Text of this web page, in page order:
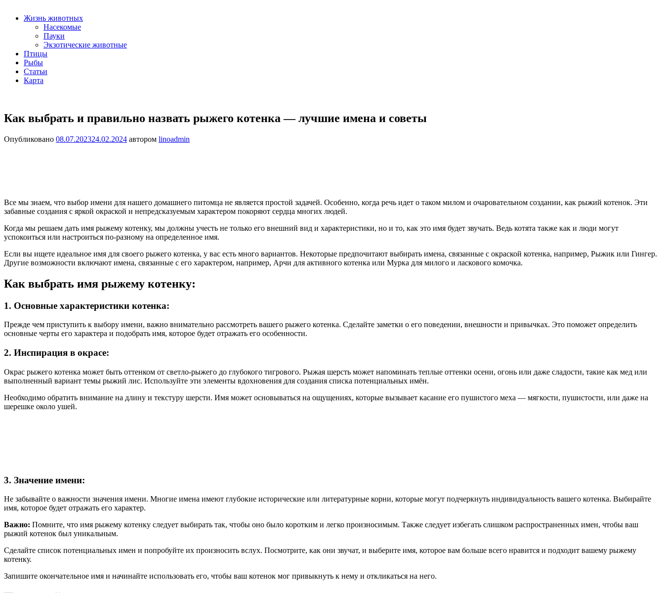
Жизнь животных
Насекомые
Пауки
Экзотические животные
Птицы
Рыбы
Статьи
Карта
Как выбрать и правильно назвать рыжего котенка — лучшие имена и советы
Опубликовано 08.07.202324.02.2024 автором linoadmin
Все мы знаем, что выбор имени для нашего домашнего питомца не является простой задачей. Особенно, когда речь идет о таком милом и очаровательном создании, как рыжий котенок. Эти
забавные создания с яркой окраской и непредсказуемым характером покоряют сердца многих людей.
Когда мы решаем дать имя рыжему котенку, мы должны учесть не только его внешний вид и характеристики, но и то, как это имя будет звучать. Ведь котята также как и люди могут
успокоиться или настроиться по-разному на определенное имя.
Если вы ищете идеальное имя для своего рыжего котенка, у вас есть много вариантов. Некоторые предпочитают выбирать имена, связанные с окраской котенка, например, Рыжик или Гингер.
Другие возможности включают имена, связанные с его характером, например, Арчи для активного котенка или Мурка для милого и ласкового комочка.
Как выбрать имя рыжему котенку:
1. Основные характеристики котенка:
Прежде чем приступить к выбору имени, важно внимательно рассмотреть вашего рыжего котенка. Сделайте заметки о его поведении, внешности и привычках. Это поможет определить
основные черты его характера и подобрать имя, которое будет отражать его особенности.
2. Инспирация в окрасе:
Окрас рыжего котенка может быть оттенком от светло-рыжего до глубокого тигрового. Рыжая шерсть может напоминать теплые оттенки осени, огонь или даже сладости, такие как мед или
выполненный вариант темы рыжий лис. Используйте эти элементы вдохновения для создания списка потенциальных имён.
Необходимо обратить внимание на длину и текстуру шерсти. Имя может основываться на ощущениях, которые вызывает касание его пушистого меха — мягкости, пушистости, или даже на
шерешке около ушей.
3. Значение имени:
Не забывайте о важности значения имени. Многие имена имеют глубокие исторические или литературные корни, которые могут подчеркнуть индивидуальность вашего котенка. Выбирайте
имя, которое будет отражать его характер.
Важно: Помните, что имя рыжему котенку следует выбирать так, чтобы оно было коротким и легко произносимым. Также следует избегать слишком распространенных имен, чтобы ваш
рыжий котенок был уникальным.
Сделайте список потенциальных имен и попробуйте их произносить вслух. Посмотрите, как они звучат, и выберите имя, которое вам больше всего нравится и подходит вашему рыжему
котенку.
Запишите окончательное имя и начинайте использовать его, чтобы ваш котенок мог привыкнуть к нему и откликаться на него.